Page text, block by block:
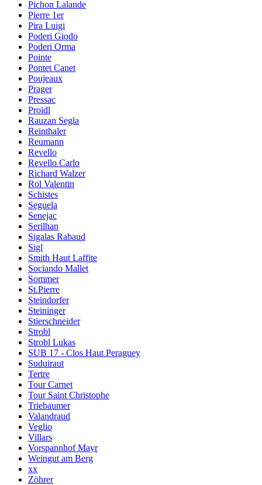
Pichon Lalande
Pierre 1er
Pira Luigi
Poderi Giodo
Poderi Orma
Pointe
Pontet Canet
Poujeaux
Prager
Pressac
Proidl
Rauzan Segla
Reinthaler
Reumann
Revello
Revello Carlo
Richard Walzer
Rol Valentin
Schistes
Seguela
Senejac
Serilhan
Sigalas Rabaud
Sigl
Smith Haut Laffite
Sociando Mallet
Sommer
St.Pierre
Steindorfer
Steininger
Stierschneider
Strobl
Strobl Lukas
SUB 17 - Clos Haut Peraguey
Suduiraut
Tertre
Tour Carnet
Tour Saint Christophe
Triebaumer
Valandraud
Veglio
Villars
Vorspannhof Mayr
Weingut am Berg
xx
Zöhrer